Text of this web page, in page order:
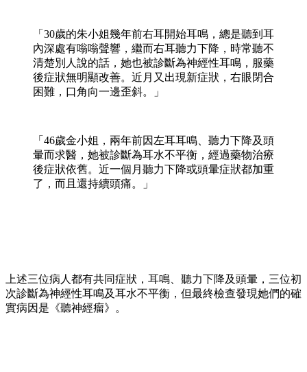
「30歲的朱小姐幾年前右耳開始耳鳴，總是聽到耳
內深處有嗡嗡聲響，繼而右耳聽力下降，時常聽不
清楚別人說的話，她也被診斷為神經性耳鳴，服藥
後症狀無明顯改善。近月又出現新症狀，右眼閉合
困難，口角向一邊歪斜。」
「46歲金小姐，兩年前因左耳耳鳴、聽力下降及頭
暈而求醫，她被診斷為耳水不平衡，經過藥物治療
後症狀依舊。近一個月聽力下降或頭暈症狀都加重
了，而且還持續頭痛。」
上述三位病人都有共同症狀，耳鳴、聽力下降及頭暈，三位初
次診斷為神經性耳鳴及耳水不平衡，但最終檢查發現她們的確
實病因是《聽神經瘤》。